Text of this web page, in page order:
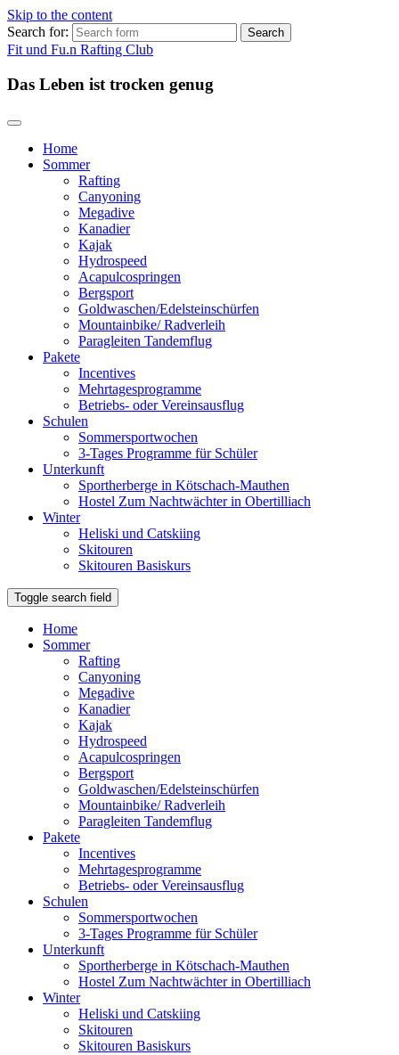
Skip to the content
Search for:
Fit und Fu.n Rafting Club
Das Leben ist trocken genug
Home
Sommer
Rafting
Canyoning
Megadive
Kanadier
Kajak
Hydrospeed
Acapulcospringen
Bergsport
Goldwaschen/Edelsteinschürfen
Mountainbike/ Radverleih
Paragleiten Tandemflug
Pakete
Incentives
Mehrtagesprogramme
Betriebs- oder Vereinsausflug
Schulen
Sommersportwochen
3-Tages Programme für Schüler
Unterkunft
Sportherberge in Kötschach-Mauthen
Hostel Zum Nachtwächter in Obertilliach
Winter
Heliski und Catskiing
Skitouren
Skitouren Basiskurs
Toggle search field
Home
Sommer
Rafting
Canyoning
Megadive
Kanadier
Kajak
Hydrospeed
Acapulcospringen
Bergsport
Goldwaschen/Edelsteinschürfen
Mountainbike/ Radverleih
Paragleiten Tandemflug
Pakete
Incentives
Mehrtagesprogramme
Betriebs- oder Vereinsausflug
Schulen
Sommersportwochen
3-Tages Programme für Schüler
Unterkunft
Sportherberge in Kötschach-Mauthen
Hostel Zum Nachtwächter in Obertilliach
Winter
Heliski und Catskiing
Skitouren
Skitouren Basiskurs